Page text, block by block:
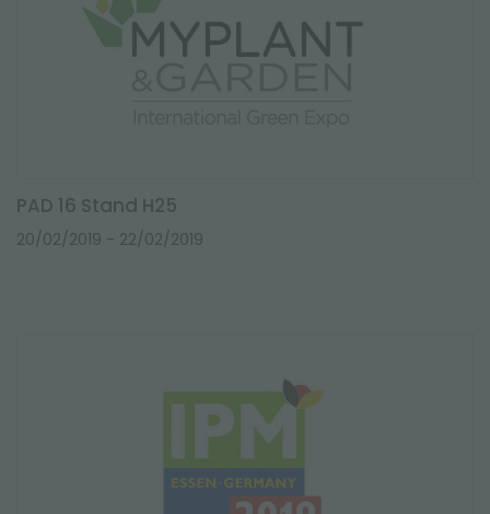
PAD 16 Stand H25
20/02/2019 - 22/02/2019